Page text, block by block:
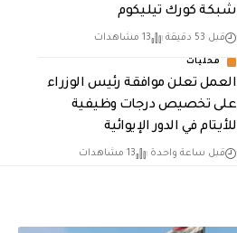
شبكة كورك تيليكوم
قبل 53 دقيقة 13 مشاهدات
محليات
العمل تعلن موافقة رئيس الوزراء
على تخصيص درجات وظيفية
للأيتام في الدور الإيوائية
قبل ساعة واحدة 13 مشاهدات